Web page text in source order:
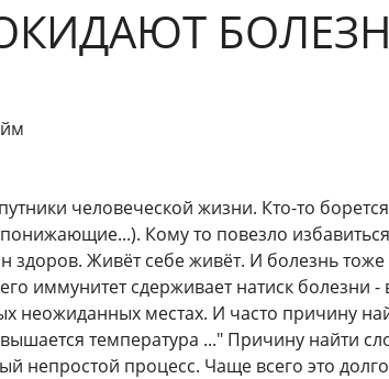
человеческой жизни. Кто-то
Кому то повезло
здоров. Живёт себе живёт. И болезнь
иммунитет сдерживает натиск болезни
неожиданных местах. И часто причину
температура ..." Причину найти
непростой процесс. Чаще всего это